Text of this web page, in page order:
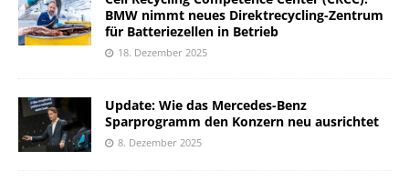
BMW nimmt neues Direktrecycling-Zentrum
für Batteriezellen in Betrieb
18. Dezember 2025
Update: Wie das Mercedes-Benz
Sparprogramm den Konzern neu ausrichtet
8. Dezember 2025